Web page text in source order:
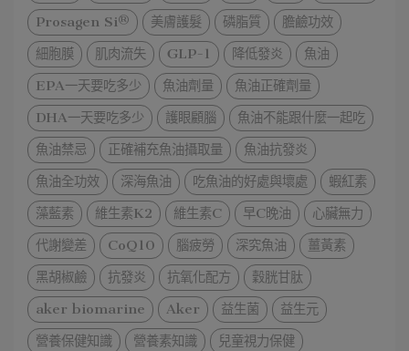
Prosagen Si®
美膚護髮 磷脂質
膽鹼功效
細胞膜
肌肉流失 GLP-1 降低發炎
魚油
EPA一天要吃多少
魚油劑量
魚油正確劑量
DHA一天要吃多少
護眼顧腦
魚油不能跟什麼一起吃
魚油禁忌
正確補充魚油攝取量
魚油抗發炎
魚油全功效
深海魚油 吃魚油的好處與壞處
蝦紅素
藻藍素
維生素K2 維生素C 早C晚油
心臟無力
代謝變差
CoQ10 腦疲勞 深究魚油
薑黃素
黑胡椒鹼
抗發炎 抗氧化配方
穀胱甘肽
aker biomarine
Aker 益生菌
益生元
營養保健知識
營養素知識
兒童視力保健